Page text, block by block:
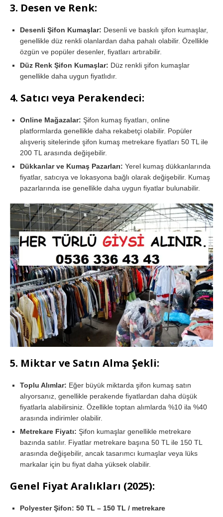
3. Desen ve Renk:
Desenli Şifon Kumaşlar: Desenli ve baskılı şifon kumaşlar,
genellikle düz renkli olanlardan daha pahalı olabilir. Özellikle
özgün ve popüler desenler, fiyatları artırabilir.
Düz Renk Şifon Kumaşlar: Düz renkli şifon kumaşlar
genellikle daha uygun fiyatlıdır.
4. Satıcı veya Perakendeci:
Online Mağazalar: Şifon kumaş fiyatları, online
platformlarda genellikle daha rekabetçi olabilir. Popüler
alışveriş sitelerinde şifon kumaş metrekare fiyatları 50 TL ile
200 TL arasında değişebilir.
Dükkanlar ve Kumaş Pazarları: Yerel kumaş dükkanlarında
fiyatlar, satıcıya ve lokasyona bağlı olarak değişebilir. Kumaş
pazarlarında ise genellikle daha uygun fiyatlar bulunabilir.
5. Miktar ve Satın Alma Şekli:
Toplu Alımlar: Eğer büyük miktarda şifon kumaş satın
alıyorsanız, genellikle perakende fiyatlardan daha düşük
fiyatlarla alabilirsiniz. Özellikle toptan alımlarda %10 ila %40
arasında indirimler olabilir.
Metrekare Fiyatı: Şifon kumaşlar genellikle metrekare
bazında satılır. Fiyatlar metrekare başına 50 TL ile 150 TL
arasında değişebilir, ancak tasarımcı kumaşlar veya lüks
markalar için bu fiyat daha yüksek olabilir.
Genel Fiyat Aralıkları (2025):
Polyester Şifon: 50 TL – 150 TL / metrekare